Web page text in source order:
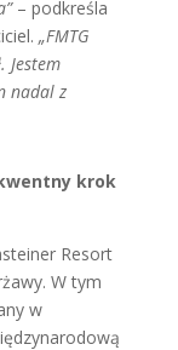
– podkreśla
„FMTG
Jestem
nadal z
krok
Resort
W tym
w